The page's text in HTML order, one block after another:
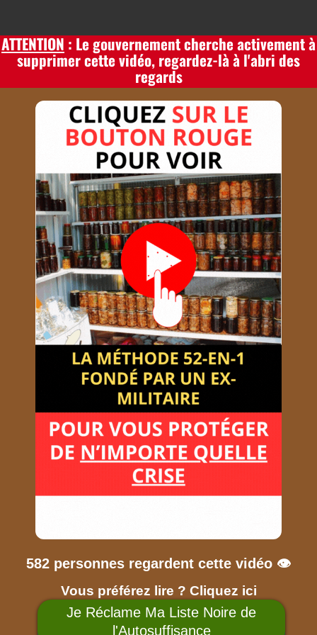
ATTENTION : Le gouvernement cherche activement à
supprimer cette vidéo, regardez-là à l'abri des
regards
582 personnes regardent cette vidéo 👁️
Vous préférez lire ? Cliquez ici
Je Réclame Ma Liste Noire de
l'Autosuffisance